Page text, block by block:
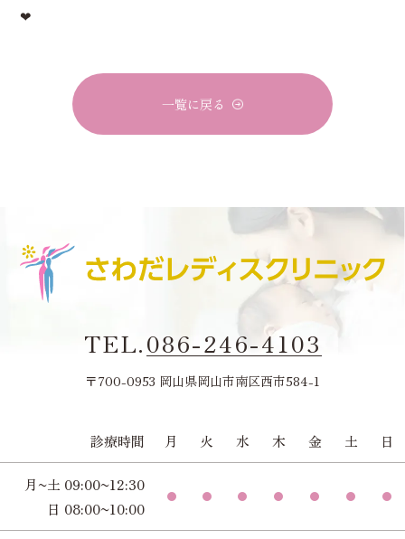
❤
一覧に戻る
TEL.086-246-4103
〒700-0953 岡山県岡山市南区西市584-1
診療時間 月 火 水 木 金 土 日
月~土 09:00~12:30
日 08:00~10:00